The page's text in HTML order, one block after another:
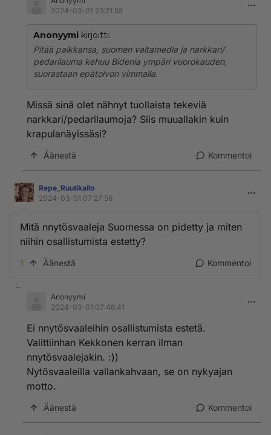
2024-03-01 23:21:58
Anonyymi kirjoitti:
Pitää paikkansa, suomen valtamedia ja narkkari/
pedarilauma kehuu Bidenia ympäri vuorokauden,
suorastaan epätoivon vimmalla.
Missä sinä olet nähnyt tuollaista tekeviä
narkkari/pedarilaumoja? Siis muuallakin kuin
krapulanäyissäsi?
Äänestä Kommentoi
Repe_RuutikaIlo
2024-03-01 07:27:56
Mitä nnytösvaaleja Suomessa on pidetty ja miten
niihin osallistumista estetty?
1 Äänestä Kommentoi
Anonyymi
2024-03-01 07:46:41
Ei nnytösvaaleihin osallistumista estetä.
Valittiinhan Kekkonen kerran ilman
nnytösvaalejakin. :))
Nytösvaaleilla vallankahvaan, se on nykyajan
motto.
Äänestä Kommentoi